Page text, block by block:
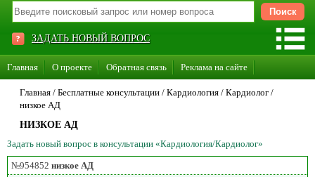
ЗАДАТЬ НОВЫЙ ВОПРОС
Главная О проекте Обратная связь Реклама на сайте
Стать консультантом нашего сайта
Главная / Бесплатные консультации / Кардиология / Кардиолог /
низкое АД
НИЗКОЕ АД
Задать новый вопрос в консультации «Кардиология/Кардиолог»
№954852 низкое АД